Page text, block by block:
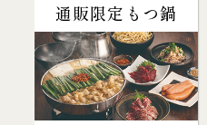
通販限定もつ鍋